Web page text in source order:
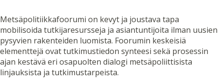
Metsäpolitiikkafoorumi on kevyt ja joustava tapa
mobilisoida tutkijaresursseja ja asiantuntijoita ilman uusien
pysyvien rakenteiden luomista. Foorumin keskeisiä
elementtejä ovat tutkimustiedon synteesi sekä prosessin
ajan kestävä eri osapuolten dialogi metsäpoliittisista
linjauksista ja tutkimustarpeista.